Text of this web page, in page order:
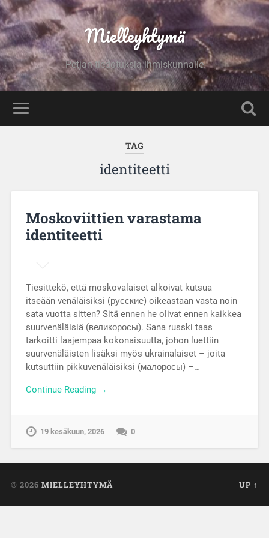
Mielleyhtymä
Petjan tiedotuksia ihmiskunnalle
TAG
identiteetti
Moskoviittien varastama
identiteetti
Tiesittekö, että moskovalaiset alkoivat kutsua
itseään venäläisiksi (русские) oikeastaan vasta noin
sata vuotta sitten? Sitä ennen he olivat ennen kaikkea
suurvenäläisiä (великоросы). Sana russki taas
tarkoitti laajempaa kokonaisuutta, johon luettiin
suurvenäläisten lisäksi myös ukrainalaiset – joita
kutsuttiin pikkuvenäläisiksi (малоросы) –…
Continue Reading →
19 kesäkuun, 2026 0
© 2026 MIELLEYHTYMÄ UP ↑